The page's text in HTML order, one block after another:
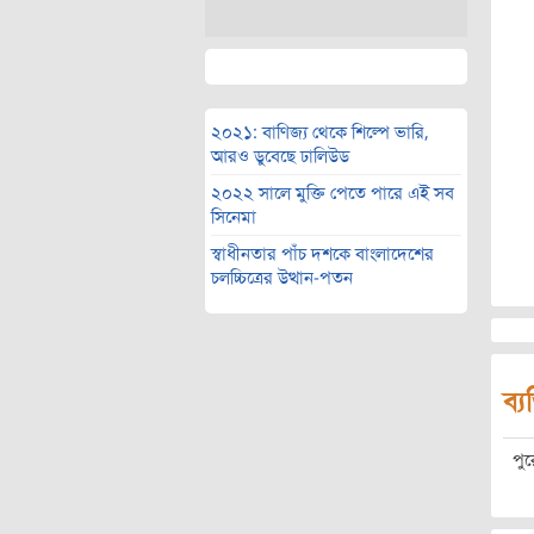
২০২১: বাণিজ্য থেকে শিল্পে ভারি,
আরও ডুবেছে ঢালিউড
২০২২ সালে মুক্তি পেতে পারে এই সব
সিনেমা
স্বাধীনতার পাঁচ দশকে বাংলাদেশের
চলচ্চিত্রের উত্থান-পতন